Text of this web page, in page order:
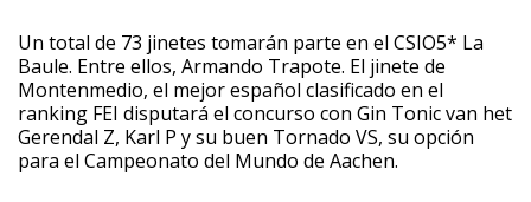
Un total de 73 jinetes tomarán parte en el CSIO5* La
Baule. Entre ellos, Armando Trapote. El jinete de
Montenmedio, el mejor español clasificado en el
ranking FEI disputará el concurso con Gin Tonic van het
Gerendal Z, Karl P y su buen Tornado VS, su opción
para el Campeonato del Mundo de Aachen.